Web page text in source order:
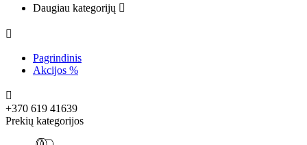
Daugiau kategorijų 

Pagrindinis
Akcijos %

+370 619 41639
Prekių kategorijos